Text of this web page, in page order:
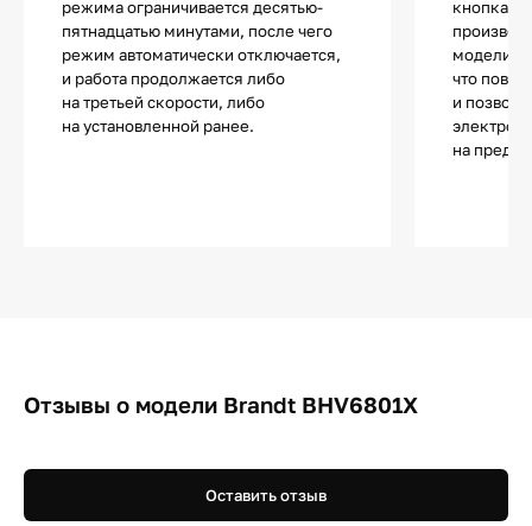
режима ограничивается десятью-
пятнадцатью минутами, после чего
режим автоматически отключается,
и работа продолжается либо
на третьей скорости, либо
на установленной ранее.
модели
что
и
на
Отзывы о модели Brandt BHV6801X
Оставить отзыв